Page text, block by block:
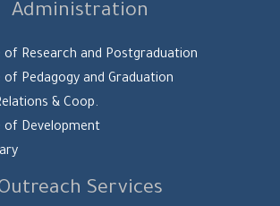
Administration
of Research and Postgraduation
Pedagogy and Graduation
& Coop.
of Development
Services